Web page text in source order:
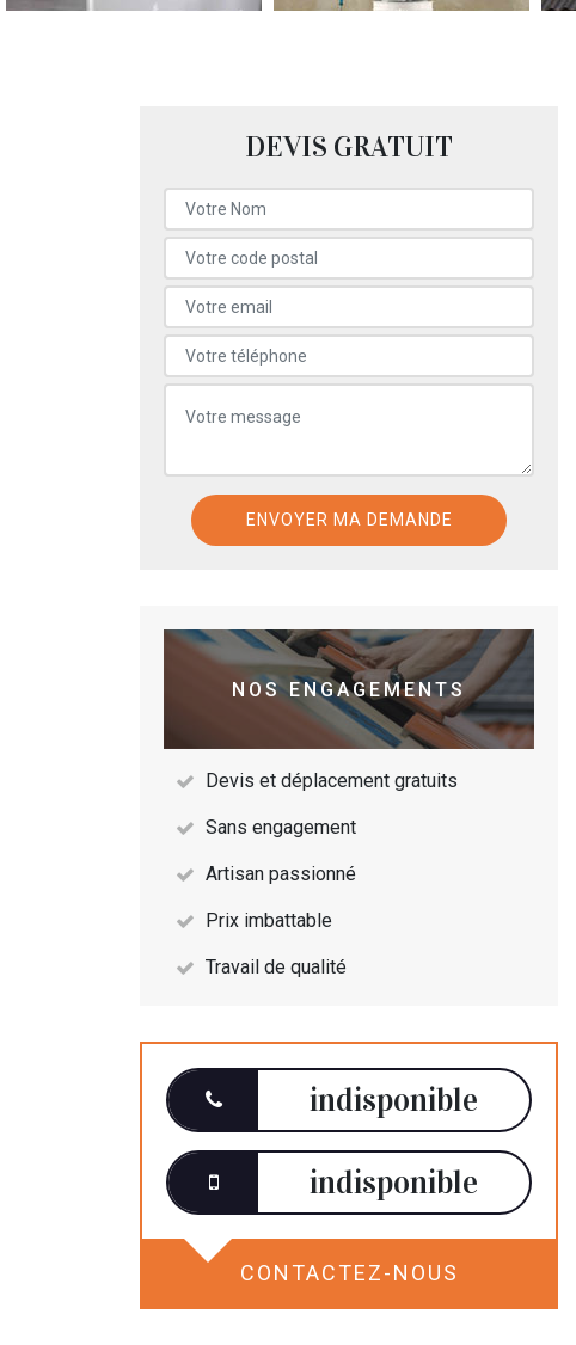
DEVIS GRATUIT
NOS ENGAGEMENTS
Devis et déplacement gratuits
Sans engagement
Artisan passionné
Prix imbattable
Travail de qualité
indisponible
indisponible
CONTACTEZ-NOUS